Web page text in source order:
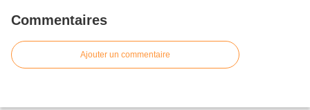
Commentaires
Ajouter un commentaire